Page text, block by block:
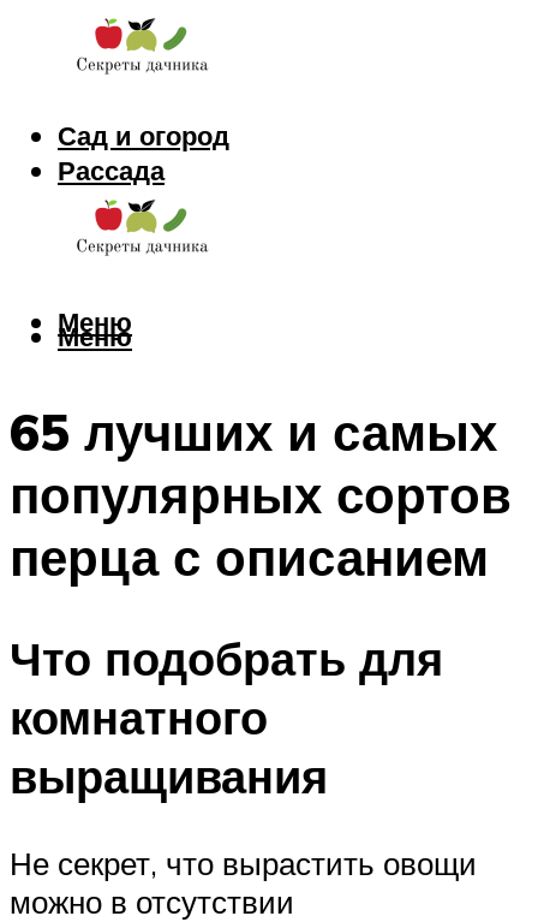
Сад и огород
Рассада
Цветы
Заготовки
Меню
Меню
65 лучших и самых
популярных сортов
перца с описанием
Что подобрать для
комнатного
выращивания
Не секрет, что вырастить овощи
можно в отсутствии